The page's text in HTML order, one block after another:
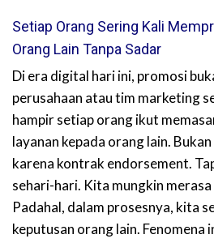
Setiap Orang Sering Kali
Orang Lain Tanpa Sadar
Di era digital hari ini, promosi
perusahaan atau tim marketing
hampir setiap orang ikut
layanan kepada orang lain.
karena kontrak endorsement.
sehari-hari. Kita mungkin
Padahal, dalam prosesnya, kita
keputusan orang lain. Fenomena